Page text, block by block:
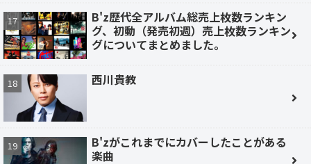
B'z歴代全アルバム総売上枚数ランキン
グ、初動（発売初週）売上枚数ランキン
グについてまとめました。
西川貴教
B'zがこれまでにカバーしたことがある
楽曲